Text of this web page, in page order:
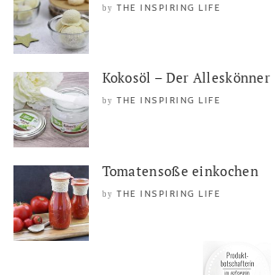
by THE INSPIRING LIFE
Kokosöl – Der Alleskönner
by THE INSPIRING LIFE
Tomatensoße einkochen
by THE INSPIRING LIFE